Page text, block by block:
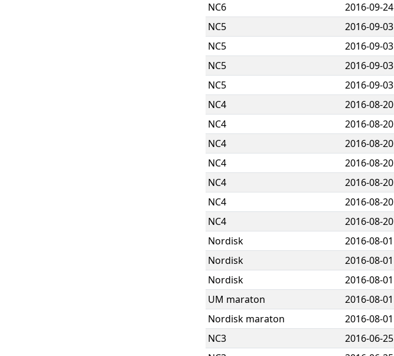
NC6
2016-09-24
NC5
2016-09-03
NC5
2016-09-03
NC5
2016-09-03
NC5
2016-09-03
NC4
2016-08-20
NC4
2016-08-20
NC4
2016-08-20
NC4
2016-08-20
NC4
2016-08-20
NC4
2016-08-20
NC4
2016-08-20
Nordisk
2016-08-01
Nordisk
2016-08-01
Nordisk
2016-08-01
UM maraton
2016-08-01
Nordisk maraton
2016-08-01
NC3
2016-06-25